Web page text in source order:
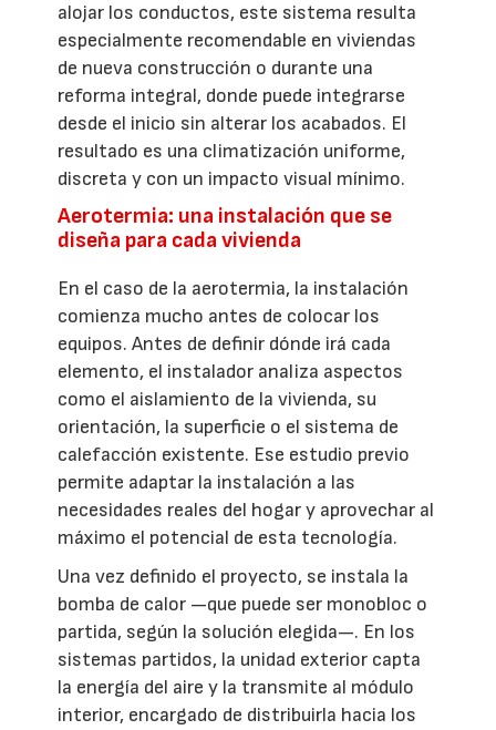
alojar los conductos, este sistema resulta
especialmente recomendable en viviendas
de nueva construcción o durante una
reforma integral, donde puede integrarse
desde el inicio sin alterar los acabados. El
resultado es una climatización uniforme,
discreta y con un impacto visual mínimo.
Aerotermia: una instalación que se
diseña para cada vivienda
En el caso de la aerotermia, la instalación
comienza mucho antes de colocar los
equipos. Antes de definir dónde irá cada
elemento, el instalador analiza aspectos
como el aislamiento de la vivienda, su
orientación, la superficie o el sistema de
calefacción existente. Ese estudio previo
permite adaptar la instalación a las
necesidades reales del hogar y aprovechar al
máximo el potencial de esta tecnología.
Una vez definido el proyecto, se instala la
bomba de calor —que puede ser monobloc o
partida, según la solución elegida—. En los
sistemas partidos, la unidad exterior capta
la energía del aire y la transmite al módulo
interior, encargado de distribuirla hacia los